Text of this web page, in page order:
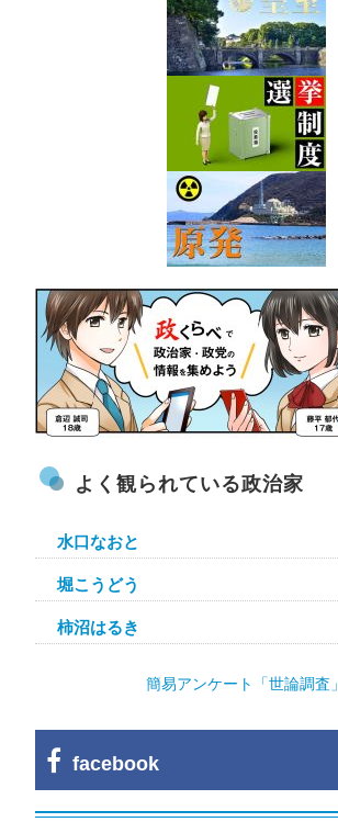
よく観られている政治家
水口なおと
堀こうどう
柿沼はるき
簡易アンケート「世論調査」
facebook